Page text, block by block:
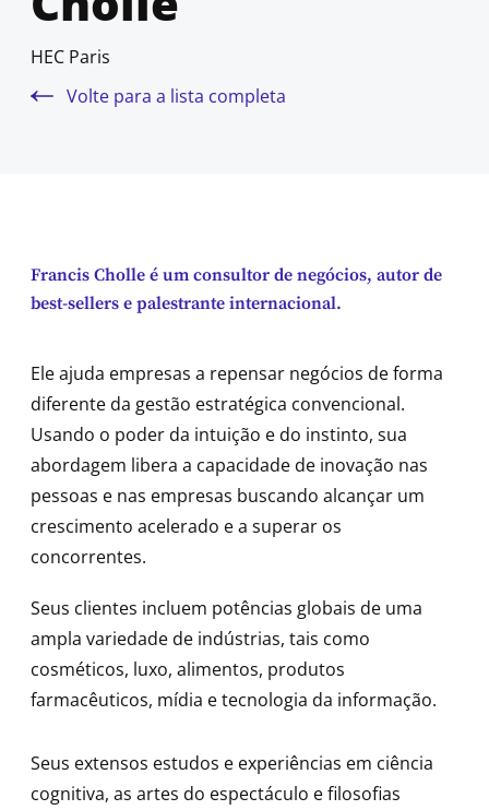
HEC Paris
Volte para a lista completa
Francis Cholle é um consultor de negócios, autor de
best-sellers e palestrante internacional.
Ele ajuda empresas a repensar negócios de forma
diferente da gestão estratégica convencional.
Usando o poder da intuição e do instinto, sua
abordagem libera a capacidade de inovação nas
pessoas e nas empresas buscando alcançar um
crescimento acelerado e a superar os
concorrentes.
Seus clientes incluem potências globais de uma
ampla variedade de indústrias, tais como
cosméticos, luxo, alimentos, produtos
farmacêuticos, mídia e tecnologia da informação.
Seus extensos estudos e experiências em ciência
cognitiva, as artes do espectáculo e filosofias